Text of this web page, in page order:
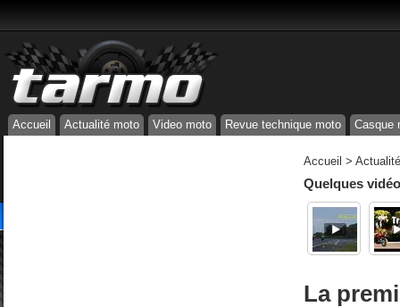
Accueil Actualité moto Video moto Revue technique moto Casque
Accueil >
Quelques
La